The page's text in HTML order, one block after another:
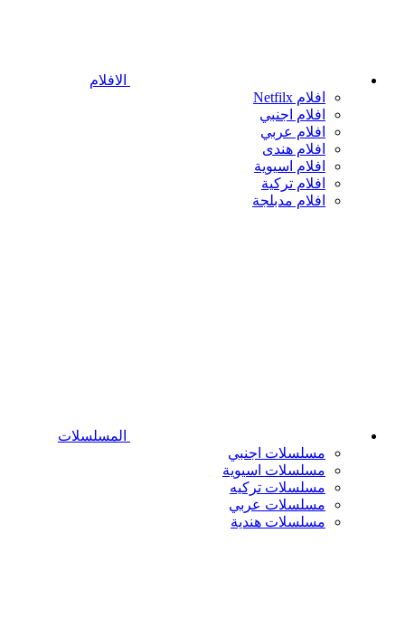
الافلام
افلام Netfilx
افلام اجنبي
افلام عربي
افلام هندى
افلام اسيوية
افلام تركية
افلام مدبلجة
المسلسلات
مسلسلات اجنبي
مسلسلات اسيوية
مسلسلات تركيه
مسلسلات عربي
مسلسلات هندية